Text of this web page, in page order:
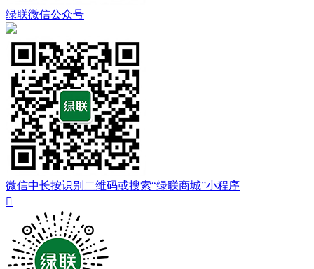
绿联微信公众号
微信中长按识别二维码或搜索“绿联商城”小程序
